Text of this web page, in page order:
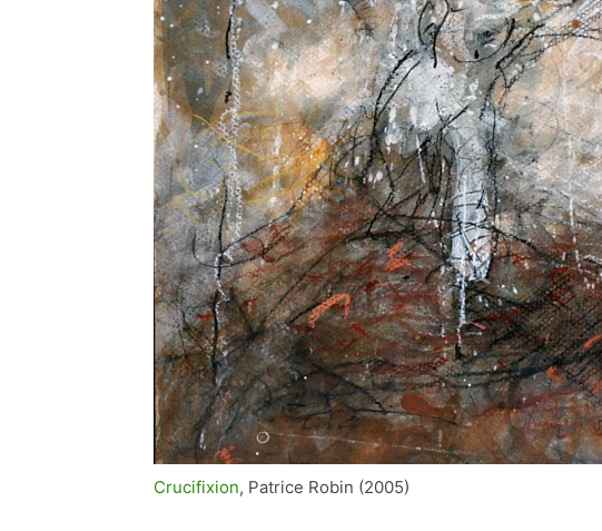
Crucifixion, Patrice Robin (2005)